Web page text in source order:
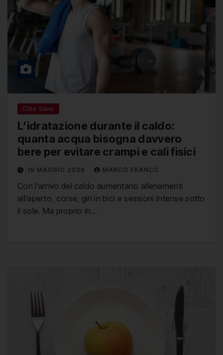
Cibo Sano
L’idratazione durante il caldo:
quanta acqua bisogna davvero
bere per evitare crampi e cali fisici
19 MAGGIO 2026 MARCO FRANCO
Con l’arrivo del caldo aumentano allenamenti
all’aperto, corse, giri in bici e sessioni intense sotto
il sole. Ma proprio in…